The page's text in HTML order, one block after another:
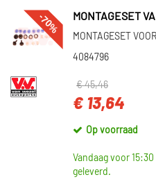
-70% MONTAGESET
MONTAGESET
4084796
€ 45,46
€ 13,64
Op voorraad
Vandaag voor
geleverd.